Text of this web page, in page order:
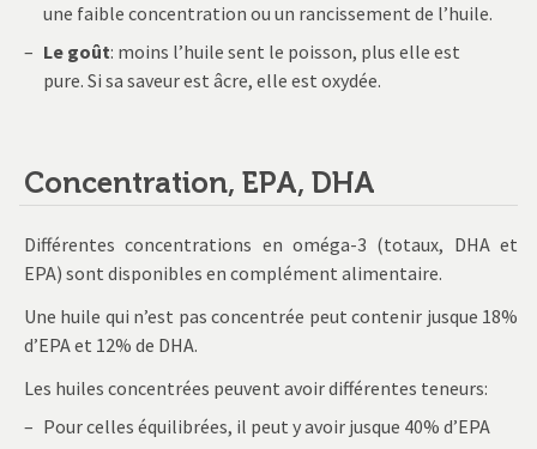
une faible concentration ou un rancissement de l’huile.
Le goût: moins l’huile sent le poisson, plus elle est
pure. Si sa saveur est âcre, elle est oxydée.
Concentration, EPA, DHA
Différentes concentrations en oméga-3 (totaux, DHA et
EPA) sont disponibles en complément alimentaire.
Une huile qui n’est pas concentrée peut contenir jusque 18%
d’EPA et 12% de DHA.
Les huiles concentrées peuvent avoir différentes teneurs:
Pour celles équilibrées, il peut y avoir jusque 40% d’EPA